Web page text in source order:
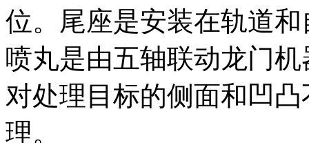
位。尾座是安装在轨道
喷丸是由五轴联动龙门
对处理目标的侧面和凹
理。